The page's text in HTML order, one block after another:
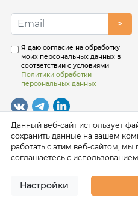
>
Я даю согласие на обработку
моих персональных данных в
соответствии с условиями
Политики обработки
персональных данных
Данный веб-сайт использует
сохранить данные на вашем
работать с этим веб-сайтом, мы
соглашаетесь с
Настройки